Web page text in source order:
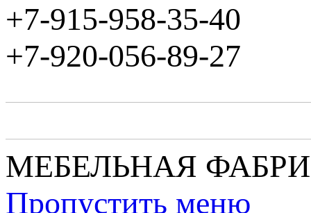
+7-915-958-35-40
+7-920-056-89-27
МЕБЕЛЬНАЯ
Пропустить меню